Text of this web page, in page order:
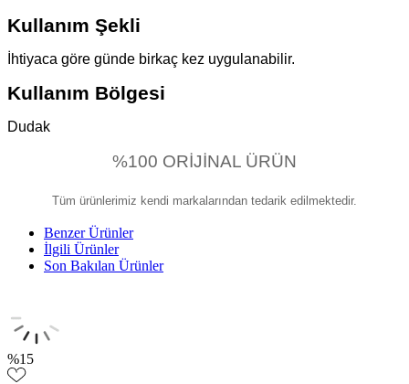
Kullanım Şekli
İhtiyaca göre günde birkaç kez uygulanabilir.
Kullanım Bölgesi
Dudak
%100 ORİJİNAL ÜRÜN
Tüm ürünlerimiz kendi markalarından tedarik edilmektedir.
Benzer Ürünler
İlgili Ürünler
Son Bakılan Ürünler
%15